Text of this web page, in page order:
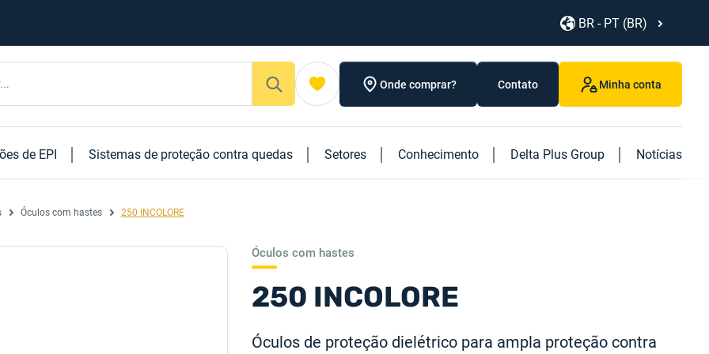
BR - PT (BR)
Onde comprar? Contato Minha conta
de EPI Sistemas de proteção contra quedas Setores Conhecimento Delta Plus Group Notícias
Óculos com hastes 250 INCOLORE
Óculos com hastes
250 INCOLORE
Óculos de proteção dielétrico para ampla proteção contra